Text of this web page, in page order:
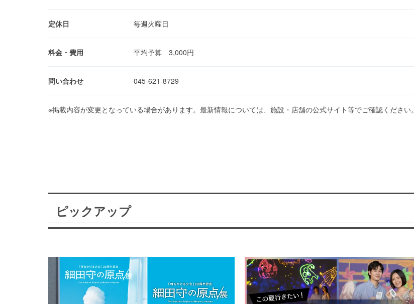
定休日 毎週火曜日
料金・費用 平均予算 3,000円
問い合わせ 045-621-8729
※掲載内容が変更となっている場合があります。最新情報については、施設・店舗の公式サイト等でご確認ください。
ピックアップ